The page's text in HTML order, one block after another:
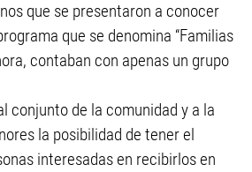
que se presentaron a conocer
que se denomina “Familias
contaban con apenas un grupo
conjunto de la comunidad y a la
la posibilidad de tener el
interesadas en recibirlos en